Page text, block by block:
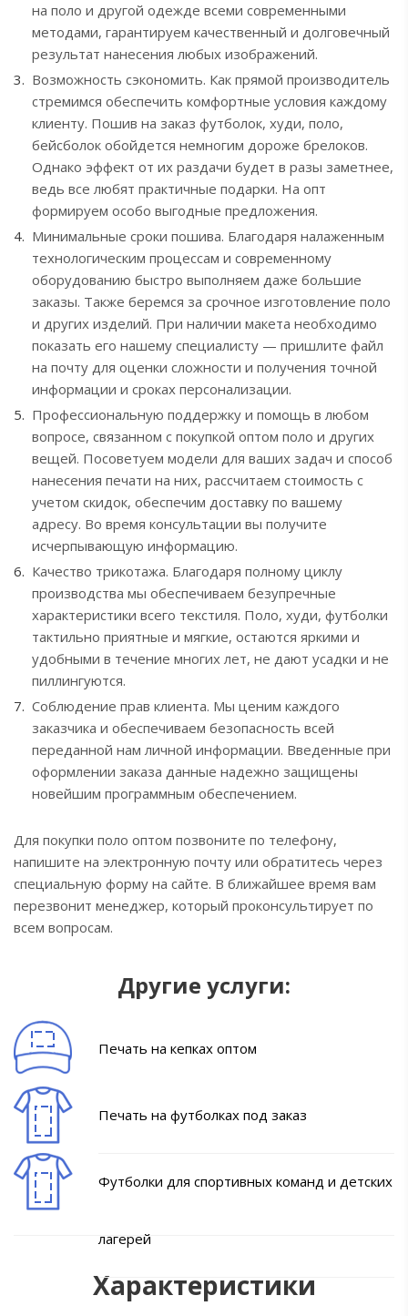
на поло и другой одежде всеми современными
методами, гарантируем качественный и долговечный
результат нанесения любых изображений.
Возможность сэкономить. Как прямой производитель
стремимся обеспечить комфортные условия каждому
клиенту. Пошив на заказ футболок, худи, поло,
бейсболок обойдется немногим дороже брелоков.
Однако эффект от их раздачи будет в разы заметнее,
ведь все любят практичные подарки. На опт
формируем особо выгодные предложения.
Минимальные сроки пошива. Благодаря налаженным
технологическим процессам и современному
оборудованию быстро выполняем даже большие
заказы. Также беремся за срочное изготовление поло
и других изделий. При наличии макета необходимо
показать его нашему специалисту — пришлите файл
на почту для оценки сложности и получения точной
информации и сроках персонализации.
Профессиональную поддержку и помощь в любом
вопросе, связанном с покупкой оптом поло и других
вещей. Посоветуем модели для ваших задач и способ
нанесения печати на них, рассчитаем стоимость с
учетом скидок, обеспечим доставку по вашему
адресу. Во время консультации вы получите
исчерпывающую информацию.
Качество трикотажа. Благодаря полному циклу
производства мы обеспечиваем безупречные
характеристики всего текстиля. Поло, худи, футболки
тактильно приятные и мягкие, остаются яркими и
удобными в течение многих лет, не дают усадки и не
пиллингуются.
Соблюдение прав клиента. Мы ценим каждого
заказчика и обеспечиваем безопасность всей
переданной нам личной информации. Введенные при
оформлении заказа данные надежно защищены
новейшим программным обеспечением.
Для покупки поло оптом позвоните по телефону,
напишите на электронную почту или обратитесь через
специальную форму на сайте. В ближайшее время вам
перезвонит менеджер, который проконсультирует по
всем вопросам.
Другие услуги:
Печать на кепках оптом
Печать на футболках под заказ
Футболки для спортивных команд и детских
лагерей
Характеристики